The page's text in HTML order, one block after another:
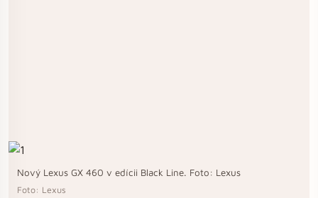
Nový Lexus GX 460 v edícii Black Line. Foto: Lexus
Foto: Lexus